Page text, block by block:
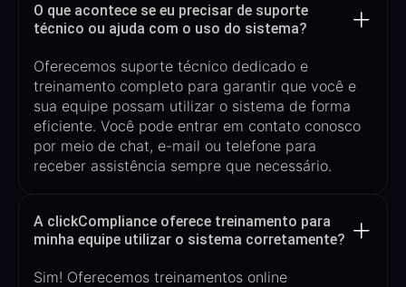
O que acontece se eu precisar de suporte
técnico ou ajuda com o uso do sistema?
Oferecemos suporte técnico dedicado e
treinamento completo para garantir que você e
sua equipe possam utilizar o sistema de forma
eficiente. Você pode entrar em contato conosco
por meio de chat, e-mail ou telefone para
receber assistência sempre que necessário.
A clickCompliance oferece treinamento para
minha equipe utilizar o sistema corretamente?
Sim! Oferecemos treinamentos online